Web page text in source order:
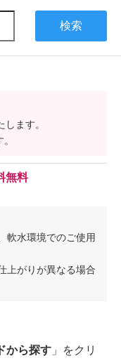
検索
ます。
無料
軟水環境でのご使用
上がりが異なる場合
から探す 」をクリ